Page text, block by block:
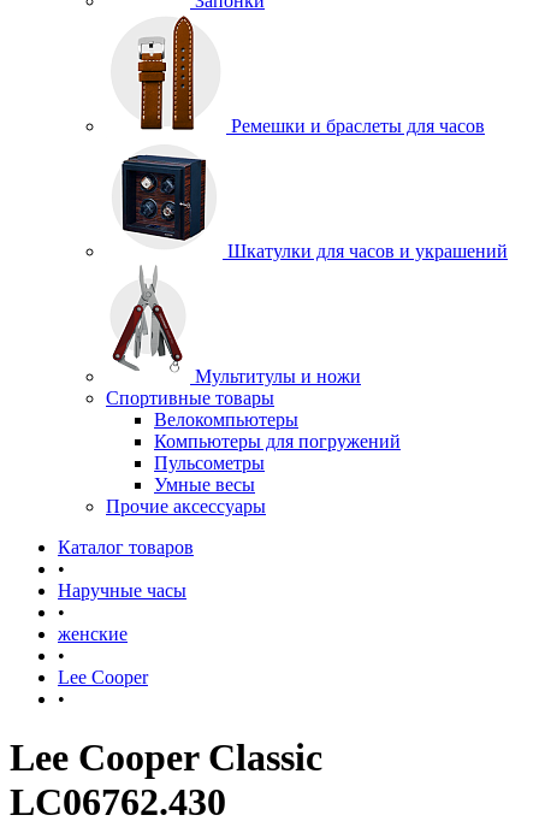
Ремешки и браслеты для часов
Шкатулки для часов и украшений
Мультитулы и ножи
Спортивные товары
Велокомпьютеры
Компьютеры для погружений
Пульсометры
Умные весы
Прочие аксессуары
Каталог товаров
•
Наручные часы
•
женские
•
Lee Cooper
•
Lee Cooper Classic
LC06762.430